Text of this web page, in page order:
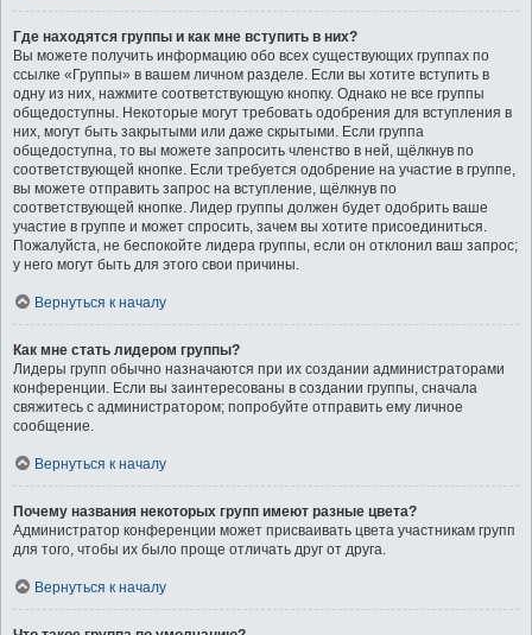
Где находятся группы и как мне вступить в них?
Вы можете получить информацию обо всех существующих группах по
ссылке «Группы» в вашем личном разделе. Если вы хотите вступить в
одну из них, нажмите соответствующую кнопку. Однако не все группы
общедоступны. Некоторые могут требовать одобрения для вступления в
них, могут быть закрытыми или даже скрытыми. Если группа
общедоступна, то вы можете запросить членство в ней, щёлкнув по
соответствующей кнопке. Если требуется одобрение на участие в группе,
вы можете отправить запрос на вступление, щёлкнув по
соответствующей кнопке. Лидер группы должен будет одобрить ваше
участие в группе и может спросить, зачем вы хотите присоединиться.
Пожалуйста, не беспокойте лидера группы, если он отклонил ваш запрос;
у него могут быть для этого свои причины.
Вернуться к началу
Как мне стать лидером группы?
Лидеры групп обычно назначаются при их создании администраторами
конференции. Если вы заинтересованы в создании группы, сначала
свяжитесь с администратором; попробуйте отправить ему личное
сообщение.
Вернуться к началу
Почему названия некоторых групп имеют разные цвета?
Администратор конференции может присваивать цвета участникам групп
для того, чтобы их было проще отличать друг от друга.
Вернуться к началу